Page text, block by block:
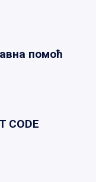
помоћ
CODE